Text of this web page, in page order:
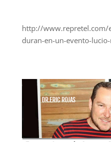
http://www.repretel.com/
duran-en-un-evento-